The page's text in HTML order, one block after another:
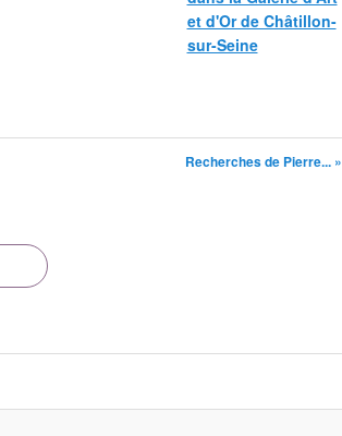
et d'Or de Châtillon-
sur-Seine
Recherches de Pierre... »